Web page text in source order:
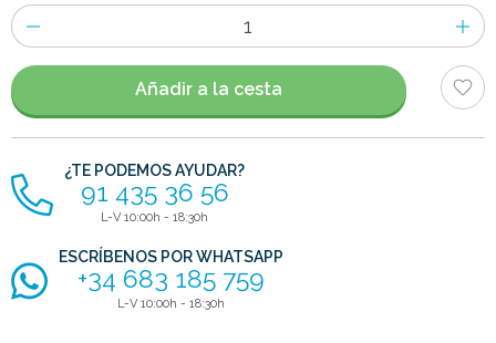
Número
de
artículos
Añadir a la cesta
¿TE PODEMOS AYUDAR?
91 435 36 56
L-V 10:00h - 18:30h
ESCRÍBENOS POR WHATSAPP
+34 683 185 759
L-V 10:00h - 18:30h